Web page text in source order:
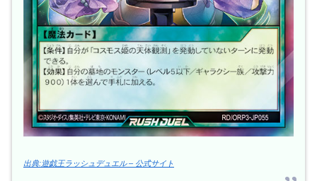
出典:遊戯王ラッシュデュエル – 公式サイト